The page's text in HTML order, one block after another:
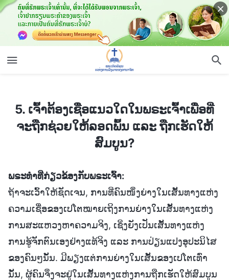
5. ເຈົ້າຕ້ອງເຊື່ອແນວໃດໃນພຣະເຈົ້າເພື່ອທີ່
ຈະຖືກຊ່ວຍໃຫ້ລອດພົ້ນ ແລະ ຖືກເຮັດໃຫ້
ສົມບູນ?
ພຣະທຳທີ່ກ່ຽວຂ້ອງກັບພຣະເຈົ້າ:
ຖ້າຈະເວົ້າໃຫ້ຊັດເຈນ, ການທີ່ຄົນໜຶ່ງຍ່າງໃນເສັ້ນທາງແຫ່ງ
ຄວາມເຊື່ອຂອງເປໂຕໝາຍເຖິງການຍ່າງໃນເສັ້ນທາງແຫ່ງ
ການສະແຫວງຫາຄວາມຈິງ, ເຊິ່ງຍັງເປັນເສັ້ນທາງແຫ່ງ
ການຮູ້ຈັກຕົນເອງຢ່າງແທ້ຈິງ ແລະ ການປ່ຽນແປງອຸປະນິໄສ
ຂອງຄົນໆນັ້ນ. ມີພຽງແຕ່ການຍ່າງໃນເສັ້ນຂອງເປໂຕເທົ່າ
ນັ້ນ, ຜູ້ຄົນຈຶ່ງຈະຢູ່ໃນເສັ້ນທາງແຫ່ງການຖືກເຮັດໃຫ້ສົມບູນ